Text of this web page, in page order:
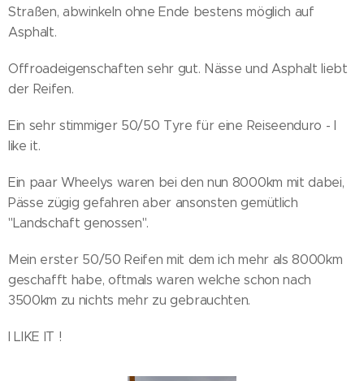
Straßen, abwinkeln ohne Ende bestens möglich auf
Asphalt.
Offroadeigenschaften sehr gut. Nässe und Asphalt liebt
der Reifen.
Ein sehr stimmiger 50/50 Tyre für eine Reiseenduro - I
like it.
Ein paar Wheelys waren bei den nun 8000km mit dabei,
Pässe zügig gefahren aber ansonsten gemütlich
"Landschaft genossen".
Mein erster 50/50 Reifen mit dem ich mehr als 8000km
geschafft habe, oftmals waren welche schon nach
3500km zu nichts mehr zu gebrauchten.
I LIKE IT !